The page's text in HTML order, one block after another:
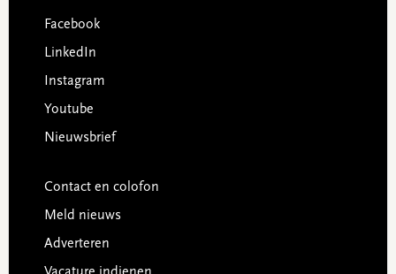
Facebook
LinkedIn
Instagram
Youtube
Nieuwsbrief
Contact en colofon
Meld nieuws
Adverteren